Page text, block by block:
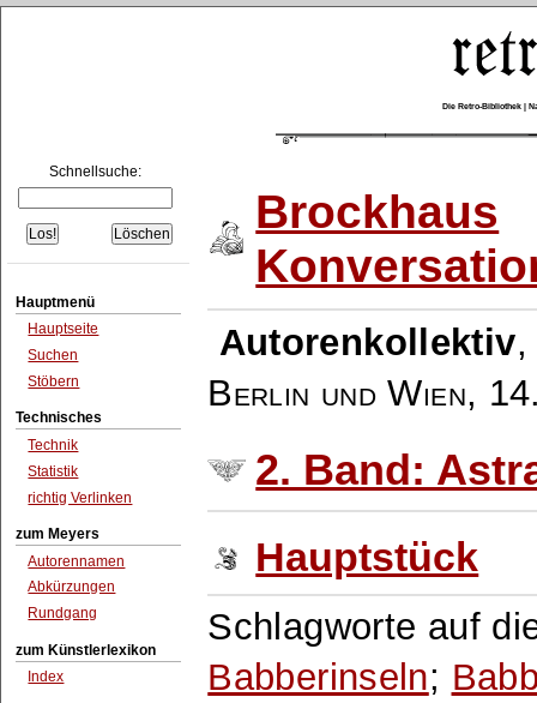
Die Retro-Bibliothek |
Schnellsuche:
Hauptmenü
Hauptseite
Suchen
Stöbern
Technisches
Technik
Statistik
richtig Verlinken
zum Meyers
Autorennamen
Abkürzungen
Rundgang
zum Künstlerlexikon
Index
Brockhaus
Autorenkollektiv
Berlin und Wien,
2. Band:
Hauptstück
Schlagworte auf
Babberinseln;